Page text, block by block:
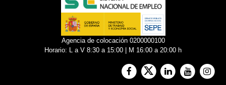
Agencia de colocación 0200000100
Horario: L a V 8:30 a 15:00 | M 16:00 a 20:00 h